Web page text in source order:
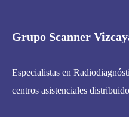
Grupo Scanner
Especialistas en
centros asistenciales